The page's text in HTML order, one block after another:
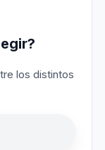
los distintos